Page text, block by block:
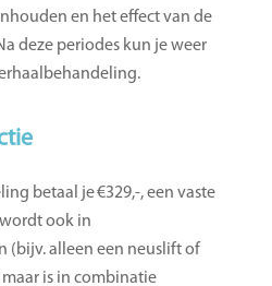
en het effect van de
deze periodes kun je weer
betaal je €329,-, een vaste
ook in
(bijv. alleen een neuslift of
is in combinatie